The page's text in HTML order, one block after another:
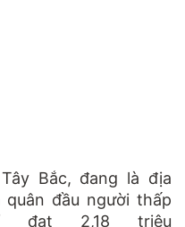
Bắc, đang là địa
đầu người thấp
đạt 2,18 triệu